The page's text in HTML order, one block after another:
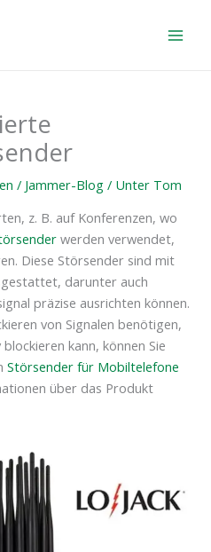
/ Jammer-Blog / Unter Tom
z. B. auf Konferenzen, wo
werden verwendet,
Diese Störsender sind mit
darunter auch
präzise ausrichten können.
von Signalen benötigen,
kann, können Sie
Störsender für Mobiltelefone
über das Produkt